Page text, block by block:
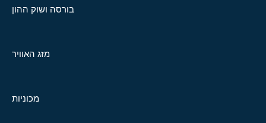
בורסה ושוק ההון
מזג האוויר
מכוניות